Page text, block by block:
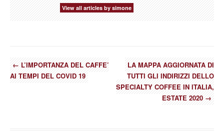
View all articles by simone
←L’IMPORTANZA DEL CAFFE’
AI TEMPI DEL COVID 19
LA MAPPA AGGIORNATA DI
TUTTI GLI INDIRIZZI DELLO
SPECIALTY COFFEE IN ITALIA,
ESTATE 2020→